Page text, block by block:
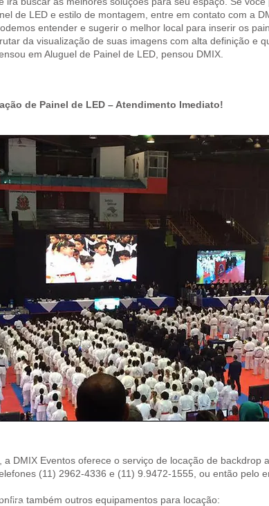
de LED e estilo de montagem, entre em contato com a
entender e sugerir o melhor local para inserir os
da visualização de suas imagens com alta definição e
em Aluguel de Painel de LED, pensou DMIX.
de Painel de LED – Atendimento Imediato!
DMIX Eventos oferece o serviço de locação de backdrop
(11) 2962-4336 e (11) 9.9472-1555, ou então pelo
também outros equipamentos para locação: